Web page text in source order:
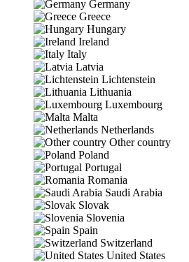
Germany
Greece
Hungary
Ireland
Italy
Latvia
Lichtenstein
Lithuania
Luxembourg
Malta
Netherlands
Other country
Poland
Portugal
Romania
Saudi Arabia
Slovak
Slovenia
Spain
Switzerland
United States